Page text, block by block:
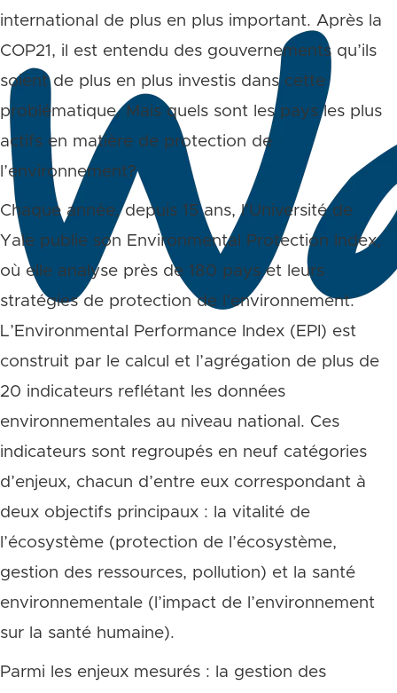
international de plus en plus important. Après la
COP21, il est entendu des gouvernements qu’ils
soient de plus en plus investis dans cette
problématique. Mais quels sont les pays les plus
actifs en matière de protection de
l’environnement?
Chaque année, depuis 15 ans, l’Université de
Yale publie son Environmental Protection Index,
où elle analyse près de 180 pays et leurs
stratégies de protection de l’environnement.
L’Environmental Performance Index (EPI) est
construit par le calcul et l’agrégation de plus de
20 indicateurs reflétant les données
environnementales au niveau national. Ces
indicateurs sont regroupés en neuf catégories
d’enjeux, chacun d’entre eux correspondant à
deux objectifs principaux : la vitalité de
l’écosystème (protection de l’écosystème,
gestion des ressources, pollution) et la santé
environnementale (l’impact de l’environnement
sur la santé humaine).
Parmi les enjeux mesurés : la gestion des